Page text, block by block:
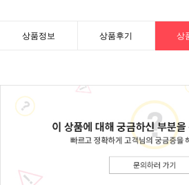
상품정보 상품후기 상